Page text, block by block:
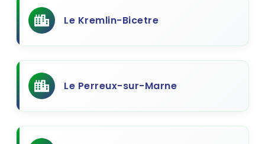
Le Kremlin-Bicetre
Le Perreux-sur-Marne